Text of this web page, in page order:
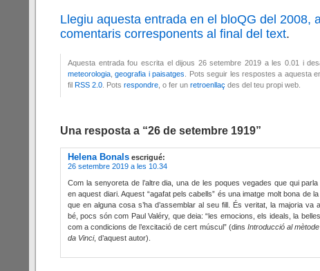
Llegiu aquesta entrada en el bloQG del 2008,
comentaris corresponents al final del text.
Aquesta entrada fou escrita el dijous 26 setembre 2019 a les 0.01 i
meteorologia ,geografia i paisatges
. Pots seguir les respostes a aquesta
fil RSS 2.0 . Pots respondre , o fer un retroenllaç des del teu propi web.
Una resposta a “26 de setembre 1919”
Helena Bonals escrigué:
26 setembre 2019 a les 10.34
Com la senyoreta de l’altre dia, una de les poques vegades que qui
en aquest diari. Aquest “agafat pels cabells” és una imatge molt bona de la
que en alguna cosa s’ha d’assemblar al seu fill. És veritat, la majoria va
bé, pocs són com Paul Valéry, que deia: “les emocions, els ideals, la
com a condicions de l’excitació de cert múscul” (dins Introducció al
da Vinci, d’aquest autor).